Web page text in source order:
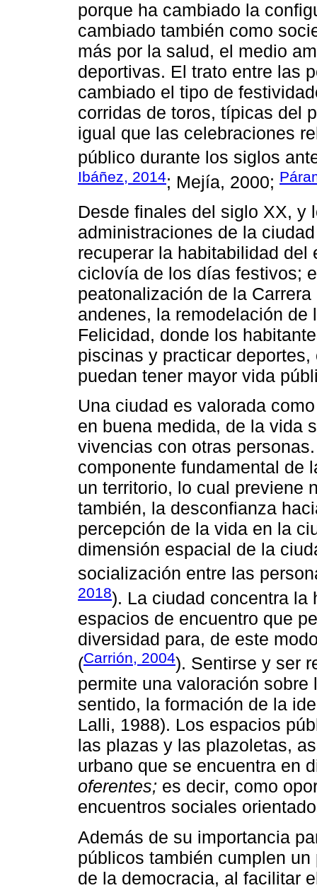
porque ha cambiado la
cambiado también como
más por la salud, el medio
deportivas. El trato entre las
cambiado el tipo de
corridas de toros, típicas del
igual que las celebraciones
público durante los siglos
Ibáñez, 2014; Mejía, 2000;
Desde finales del siglo XX, y
administraciones de la
recuperar la habitabilidad
ciclovía de los días festivos;
peatonalización de la
andenes, la remodelación
Felicidad, donde los
piscinas y practicar
puedan tener mayor vida
Una ciudad es valorada
en buena medida, de la vida
vivencias con otras
componente fundamental de
un territorio, lo cual previene
también, la desconfianza
percepción de la vida en la
dimensión espacial de la
socialización entre las
2018). La ciudad concentra la
espacios de encuentro que
diversidad para, de este
(Carrión, 2004). Sentirse y ser
permite una valoración
sentido, la formación de la
Lalli, 1988). Los espacios
las plazas y las plazoletas,
urbano que se encuentra en
oferentes; es decir, como
encuentros sociales
Además de su importancia
públicos también cumplen
de la democracia, al facilitar